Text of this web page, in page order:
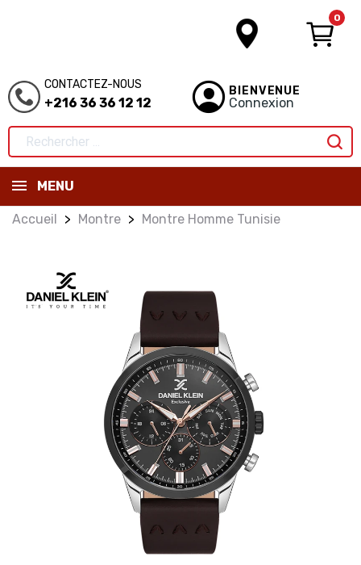
0
CONTACTEZ-NOUS
+216 36 36 12 12
BIENVENUE
Connexion
MENU
Accueil Montre Montre Homme Tunisie